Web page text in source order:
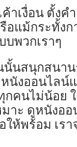
าเงื่อน ตั้ง
อแม้กระทั้ง
พวกเราๆ
นสนุกสนา
นังออนไลน์
คนไม่น้อย
าะ ดูหนังอ
ห้พร้อม เร